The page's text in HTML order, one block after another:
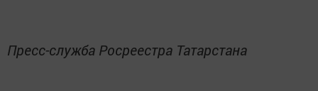
Пресс-служба Росреестра Татарстана